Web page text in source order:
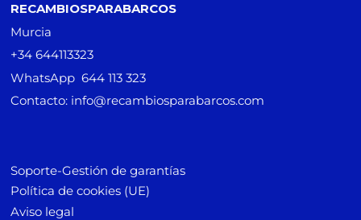
RECAMBIOSPARABARCOS
Murcia
+34 644113323
WhatsApp 644 113 323
Contacto: info@recambiosparabarcos.com
Soporte-Gestión de garantías
Política de cookies (UE)
Aviso legal